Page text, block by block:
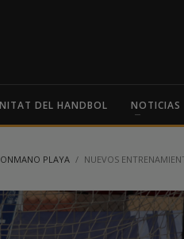
DEL HANDBOL NOTICIAS
PLAYA NUEVOS